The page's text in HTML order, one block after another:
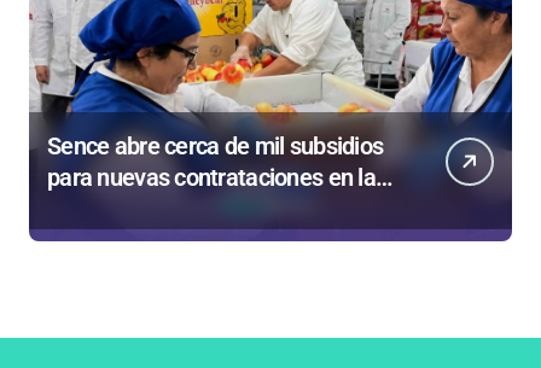
Sence abre cerca de mil subsidios
para nuevas contrataciones en la